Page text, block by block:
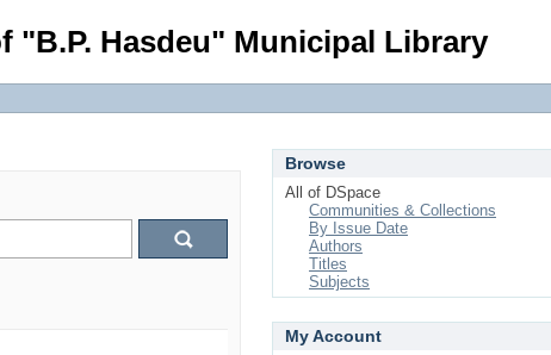
"B.P. Hasdeu" Municipal Library
Browse
All of DSpace
Communities & Collections
By Issue Date
Authors
Titles
Subjects
My Account